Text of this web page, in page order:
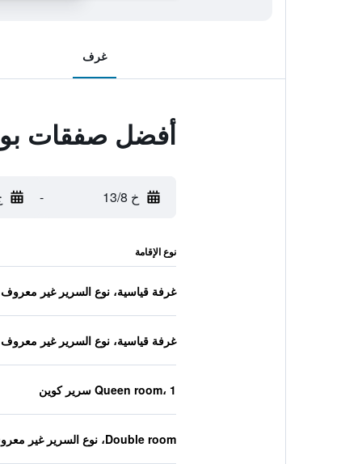
غرف
أفضل صفقات
خ 13/8 -
نوع الإقامة
غرفة قياسية، نوع السرير غير معروف
غرفة قياسية، نوع السرير غير معروف
Queen room، 1 سرير كوين
Double room، نوع السرير غير معروف